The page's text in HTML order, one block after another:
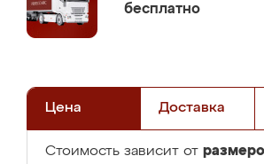
бесплатно
Цена Доставка
Стоимость зависит от